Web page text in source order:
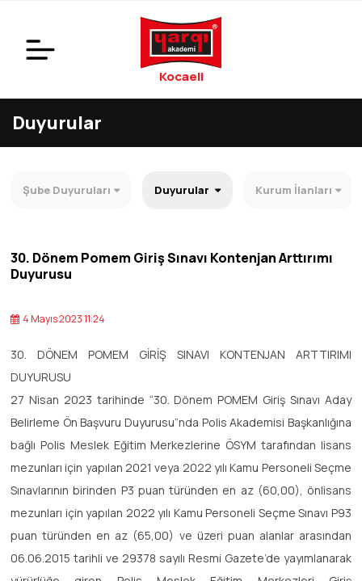
Kocaeli
Duyurular
Şube Duyuruları Duyurular Kurum İlanları
30. Dönem Pomem Giriş Sınavı Kontenjan Arttırımı
Duyurusu
4 Mayıs 2023 11:24
30. DÖNEM POMEM GİRİŞ SINAVI KONTENJAN ARTTIRIMI
DUYURUSU
27 Nisan 2023 tarihinde “30. Dönem POMEM Giriş Sınavı Aday
Belirleme Ön Başvuru Duyurusu”nda Polis Akademisi Başkanlığına
bağlı Polis Meslek Eğitim Merkezlerine ÖSYM tarafından lisans
mezunları için yapılan 2021 veya 2022 yılı Kamu Personeli Seçme
Sınavlarının birinden P3 puan türünden en az (60,00), önlisans
mezunları için yapılan 2022 yılı Kamu Personeli Seçme Sınavı P93
puan türünden en az (65,00) ve üzeri puan alanlar arasından
06.06.2015 tarihli ve 29378 sayılı Resmi Gazete’de yayımlanarak